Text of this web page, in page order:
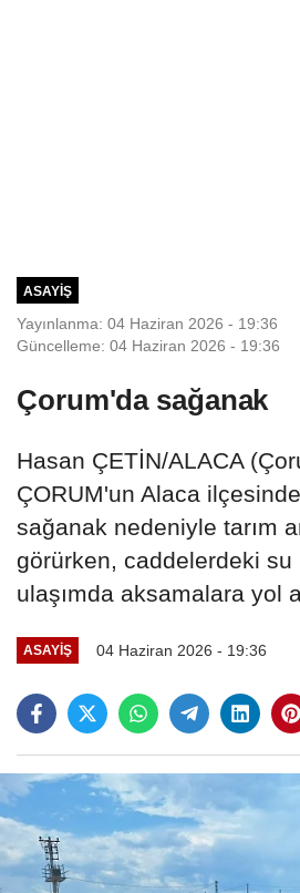
ASAYIŞ
Yayınlanma: 04 Haziran 2026 - 19:36
Güncelleme: 04 Haziran 2026 - 19:36
Çorum'da sağanak
Hasan ÇETİN/ALACA
ÇORUM'un Alaca
sağanak nedeniyle tarım
görürken, caddelerdeki su
ulaşımda aksamalara yol
ASAYIŞ 04 Haziran 2026 - 19:36